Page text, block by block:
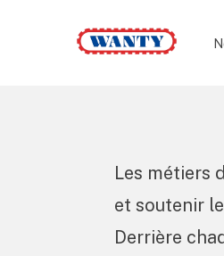
Wanty
Les métiers
et soutenir
Derrière